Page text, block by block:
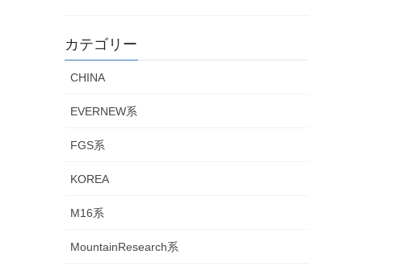
カテゴリー
CHINA
EVERNEW系
FGS系
KOREA
M16系
MountainResearch系